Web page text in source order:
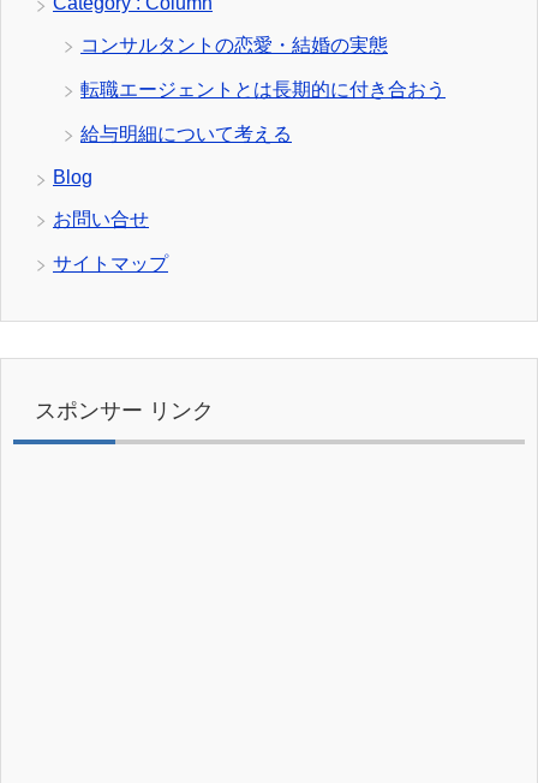
コンサルタントの恋愛・結婚の実態
転職エージェントとは長期的に付き合おう
給与明細について考える
Blog
お問い合せ
サイトマップ
スポンサー リンク